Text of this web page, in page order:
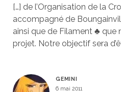
[…] de l’Organisation de la
accompagné de
ainsi que de Filament ♣ que
projet. Notre objectif sera
GEMINI
6 mai 2011